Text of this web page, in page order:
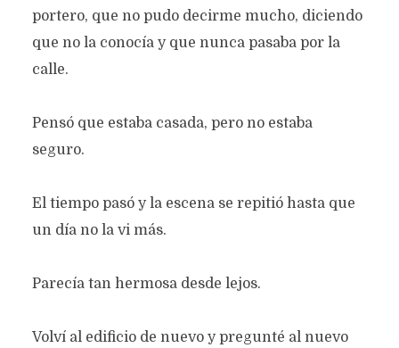
portero, que no pudo decirme mucho, diciendo
que no la conocía y que nunca pasaba por la
calle.
Pensó que estaba casada, pero no estaba
seguro.
El tiempo pasó y la escena se repitió hasta que
un día no la vi más.
Parecía tan hermosa desde lejos.
Volví al edificio de nuevo y pregunté al nuevo